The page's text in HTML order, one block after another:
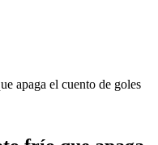
apaga el cuento de goles